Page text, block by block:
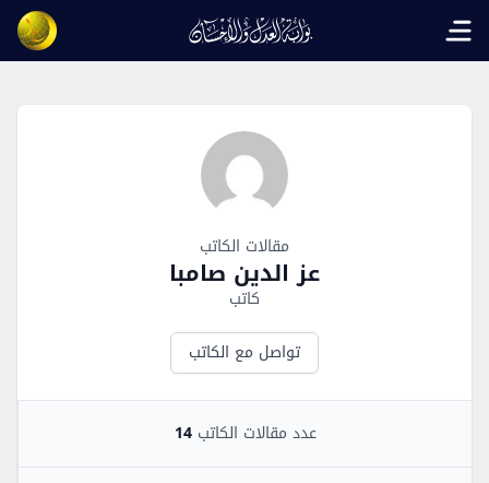
Open main menu
مقالات الكاتب
عز الدين صامبا
كاتب
تواصل مع الكاتب
عدد مقالات الكاتب 14